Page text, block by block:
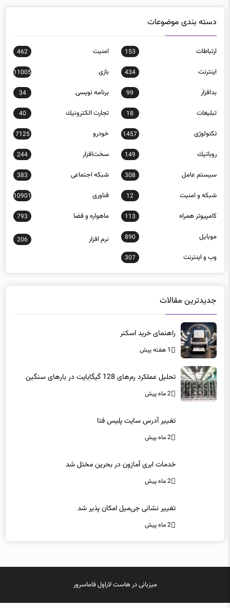
دسته بندی موضوعات
ارتباطات 153 امنيت 462
اينترنت 434 بازی 11005
بدافزار 99 برنامه نويسی 34
تبلیغات 18 تجارت الكترونيك 40
تکنولوژی 1457 خودرو 7125
روباتيك 149 سخت‌افزار 244
سيستم عامل 308 شبكه اجتماعی 383
شبكه و امنيت 12 فناوری 10901
كامپيوتر همراه 113 ماهواره و فضا 793
موبايل 890 نرم افزار 206
وب و اينترنت 307
جدیدترین مقالات
راهنمای خرید اسکنر
1 هفته پیش
تحلیل عملکرد رم‌های 128 گیگابایت در بارهای سنگین
2 ماه پیش
تغییر آدرس سایت پلیس فتا
2 ماه پیش
خدمات ابری آمازون در بحرین مختل شد
2 ماه پیش
تغییر نشانی جی‌میل امکان پذیر شد
2 ماه پیش
میزبانی درهاست لاراولفاماسرور